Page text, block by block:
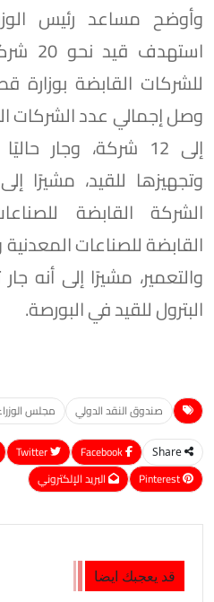
وأوضح مساعد رئيس
للشركات القابضة بوزارة
وصل إجمالي عدد الشركات
الشركة القابضة
القابضة للصناعات
البترول للقيد في البورصة.
صندوق النقد الدولي مجلس
Share
Pinterest
البريد الإلكتروني
قد يعجبك ايضا